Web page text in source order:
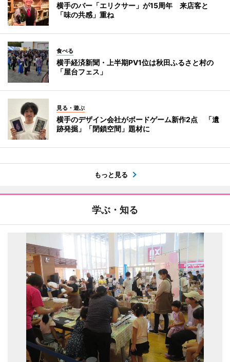
横手のバー「エリクサー」が15周年 来店客と
「味の共感」重ね
食べる
横手経済新聞・上半期PV1位は秋田ふるさと村の
「屋台フェス」
見る・遊ぶ
横手のデザイン会社がボードゲーム新作2点 「遺
跡発掘」「閉鎖空間」題材に
もっと見る
学ぶ・知る